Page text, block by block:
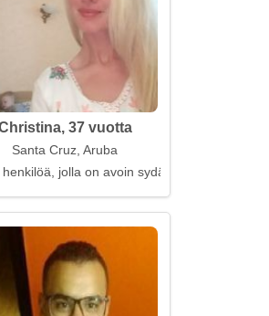
37 vuotta
Santa Cruz, Aruba
henkilöä, jolla on avoin sydän